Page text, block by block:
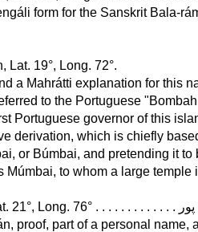
form for the Sanskrit Bala-
Lat. 19°, Long. 72°.
a Mahrátti explanation for this
to the Portuguese
Portuguese governor of this
derivation, which is chiefly
or Búmbai, and pretending it
Múmbai, to whom a large temple
proof, part of a personal name,